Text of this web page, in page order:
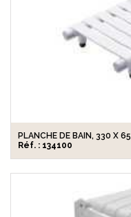
PLANCHE DE BAIN, 330 X
Réf. : 134100